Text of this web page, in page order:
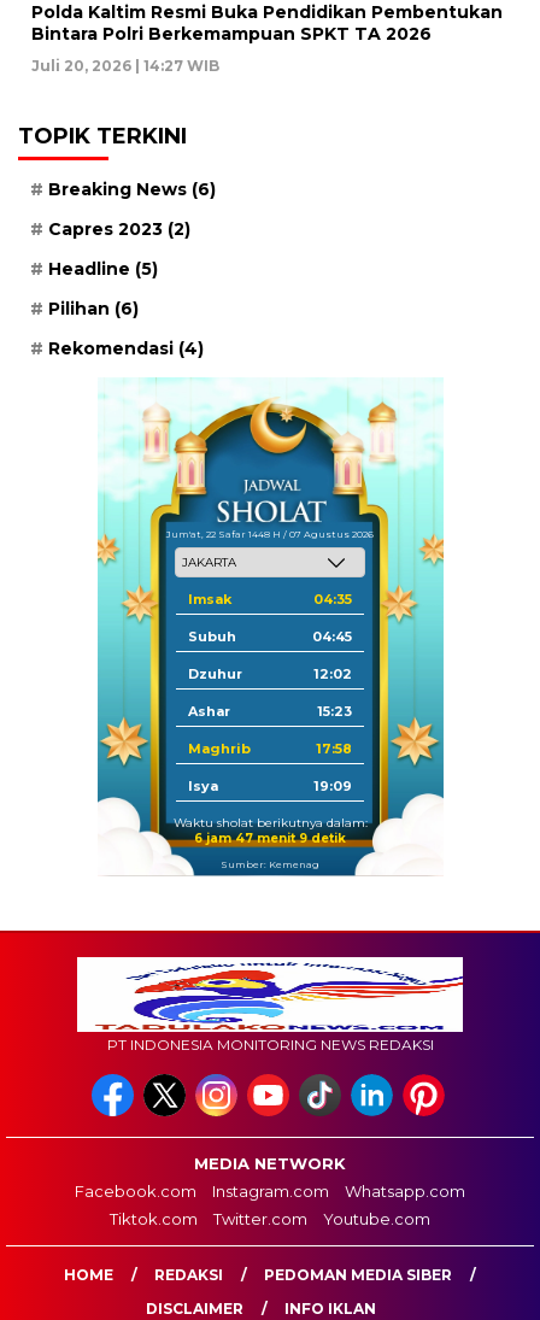
Polda Kaltim Resmi Buka Pendidikan Pembentukan
Bintara Polri Berkemampuan SPKT TA 2026
Juli 20, 2026 | 14:27 WIB
TOPIK TERKINI
Breaking News (6)
Capres 2023 (2)
Headline (5)
Pilihan (6)
Rekomendasi (4)
Jum'at, 22 Safar 1448 H / 07 Agustus 2026
Imsak 04:35
Subuh 04:45
Dzuhur 12:02
Ashar 15:23
Maghrib 17:58
Isya 19:09
Waktu sholat berikutnya dalam:
6 jam 47 menit 8 detik
Sumber: Kemenag
PT INDONESIA MONITORING NEWS REDAKSI
MEDIA NETWORK
Facebook.com
Instagram.com
Whatsapp.com
Tiktok.com
Twitter.com Youtube.com
HOME REDAKSI
PEDOMAN MEDIA SIBER
DISCLAIMER
INFO IKLAN